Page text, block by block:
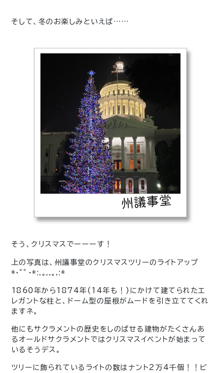
そして、冬のお楽しみといえば……
そう、クリスマスでーーーす！
上の写真は、州議事堂のクリスマスツリーのライトアップ
*･ﾟﾟ･*:.｡..｡.:*
1860年から1874年(14年も！)にかけて建てられたエ
レガントな柱と、ドーム型の屋根がムードを引き立ててくれ
ますネ。
他にもサクラメントの歴史をしのばせる建物がたくさんあ
るオールドサクラメントではクリスマスイベントが始まって
いるそうデス。
ツリーに飾られているライトの数はナント2万4千個！！ビ